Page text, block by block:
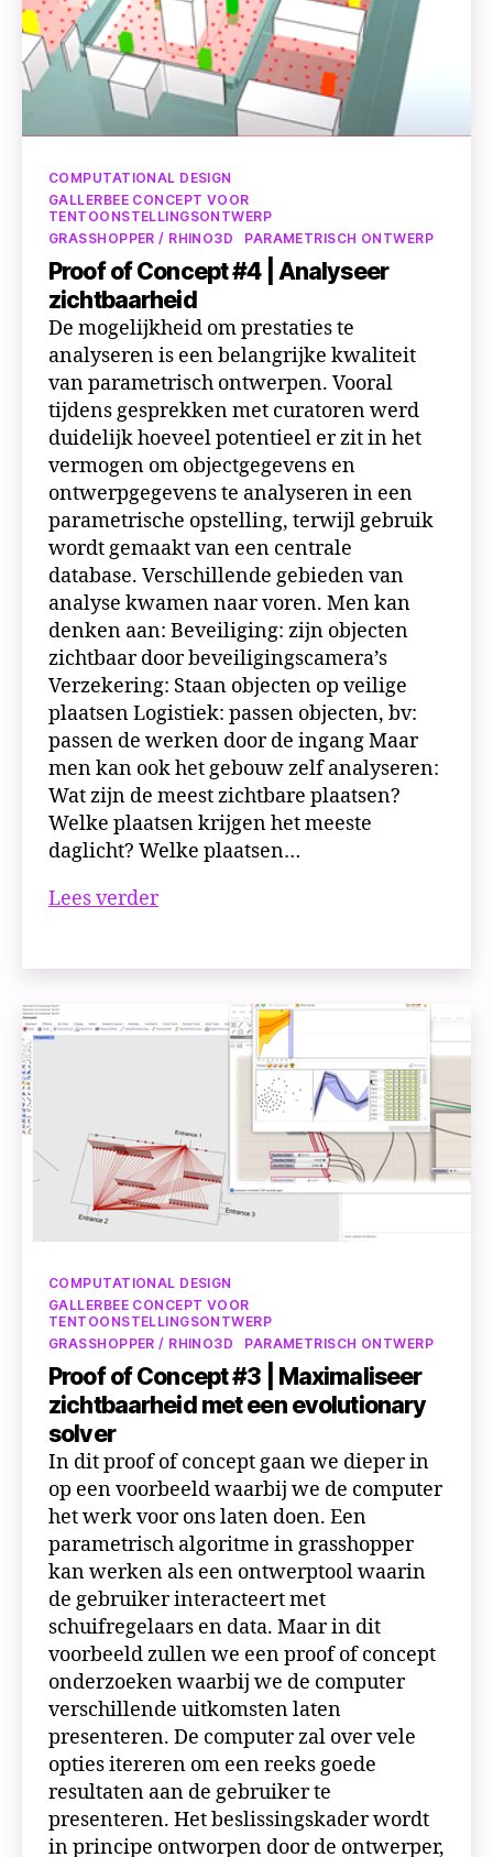
Categorieën
COMPUTATIONAL DESIGN
GALLERBEE CONCEPT VOOR
TENTOONSTELLINGSONTWERP
GRASSHOPPER / RHINO3D
PARAMETRISCH ONTWERP
Proof of Concept #4 | Analyseer
zichtbaarheid
De mogelijkheid om prestaties te
analyseren is een belangrijke kwaliteit
van parametrisch ontwerpen. Vooral
tijdens gesprekken met curatoren werd
duidelijk hoeveel potentieel er zit in het
vermogen om objectgegevens en
ontwerpgegevens te analyseren in een
parametrische opstelling, terwijl gebruik
wordt gemaakt van een centrale
database. Verschillende gebieden van
analyse kwamen naar voren. Men kan
denken aan: Beveiliging: zijn objecten
zichtbaar door beveiligingscamera’s
Verzekering: Staan objecten op veilige
plaatsen Logistiek: passen objecten, bv:
passen de werken door de ingang Maar
men kan ook het gebouw zelf analyseren:
Wat zijn de meest zichtbare plaatsen?
Welke plaatsen krijgen het meeste
daglicht? Welke plaatsen…
Lees verderProof
Analyseer
zichtbaarheid
Categorieën
COMPUTATIONAL DESIGN
GALLERBEE CONCEPT VOOR
TENTOONSTELLINGSONTWERP
GRASSHOPPER / RHINO3D
PARAMETRISCH ONTWERP
Proof of Concept #3 | Maximaliseer
zichtbaarheid met een evolutionary
solver
In dit proof of concept gaan we dieper in
op een voorbeeld waarbij we de computer
het werk voor ons laten doen. Een
parametrisch algoritme in grasshopper
kan werken als een ontwerptool waarin
de gebruiker interacteert met
schuifregelaars en data. Maar in dit
voorbeeld zullen we een proof of concept
onderzoeken waarbij we de computer
verschillende uitkomsten laten
presenteren. De computer zal over vele
opties itereren om een reeks goede
resultaten aan de gebruiker te
presenteren. Het beslissingskader wordt
in principe ontworpen door de ontwerper,